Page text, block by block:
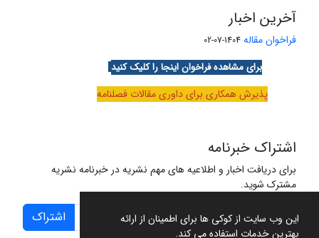
این وب سایت از کوکی ها برای اطمینان از ارائه
بهترین خدمات استفاده می کند.
آخرین اخبار
فراخوان مقاله 1404-07-02
برای مشاهده فراخوان اینجا را کلیک کنید
پذیرش همکاری برای داوری مقالات فصلنامه
اشتراک خبرنامه
برای دریافت اخبار و اطلاعیه های مهم نشریه در خبرنامه نشریه
مشترک شوید.
اشتراک